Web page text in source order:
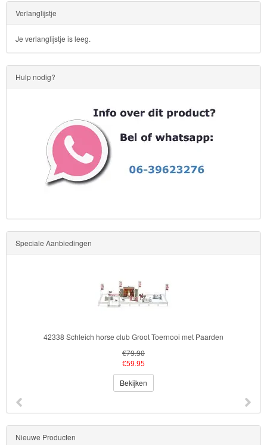
Verlanglijstje
Je verlanglijstje is leeg.
Hulp nodig?
Speciale Aanbiedingen
42338 Schleich horse club Groot Toernooi met Paarden
€79.90
€59.95
Bekijken
Nieuwe Producten